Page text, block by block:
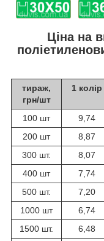
Ціна на
тираж,
грн/шт
1 колір
100 шт
9,74
200 шт
8,87
300 шт.
8,07
400 шт
7,74
500 шт.
7,20
1000 шт
6,74
1500 шт.
6,48